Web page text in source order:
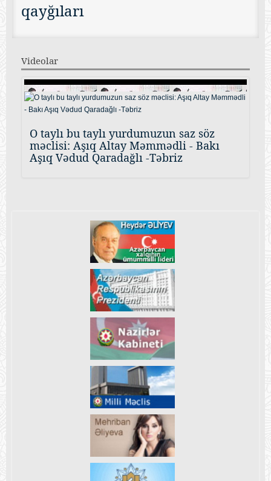
qayğıları
Videolar
O taylı bu taylı yurdumuzun saz söz
məclisi: Aşıq Altay Məmmədli - Bakı
Aşıq Vədud Qaradağlı -Təbriz